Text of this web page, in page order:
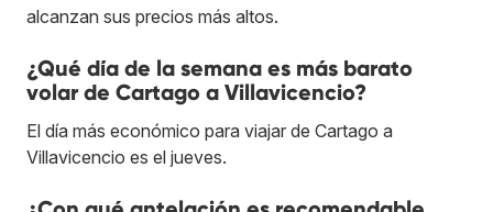
alcanzan sus precios más altos.
¿Qué día de la semana es más barato
volar de Cartago a Villavicencio?
El día más económico para viajar de Cartago a
Villavicencio es el jueves.